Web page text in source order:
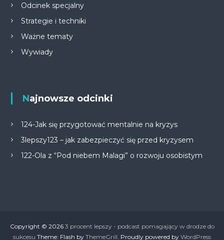
Odcinek specjalny
Strategie i techniki
Ważne tematy
Wywiady
Najnowsze odcinki
124-Jak się przygotować mentalnie na kryzys
3lepszy123 – jak zabezpieczyć się przed kryzysem
122-Ola z “Pod niebem Malagi” o rozwoju osobistym
Copyright © 2026 3 procent lepszy - podcast pomagający w drodze do
sukcesu Theme: Flash by ThemeGrill . Proudly powered by WordPress